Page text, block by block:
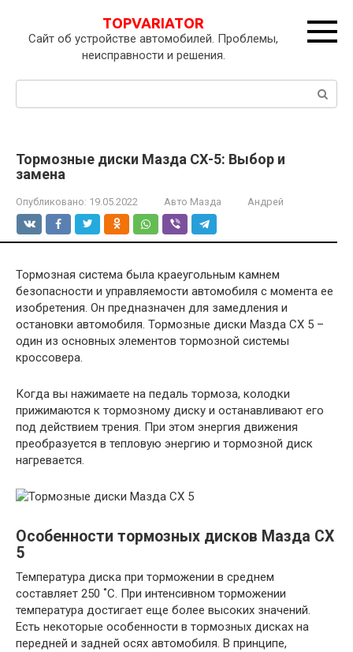
контенту
TOPVARIATOR
Сайт об устройстве автомобилей. Проблемы,
неисправности и решения.
Поиск:
Тормозные диски Мазда СХ-5: Выбор и
замена
Опубликовано: 19.05.2022 Авто Мазда Андрей
Тормозная система была краеугольным камнем
безопасности и управляемости автомобиля с момента ее
изобретения. Он предназначен для замедления и
остановки автомобиля. Тормозные диски Мазда СХ 5 –
один из основных элементов тормозной системы
кроссовера.
Когда вы нажимаете на педаль тормоза, колодки
прижимаются к тормозному диску и останавливают его
под действием трения. При этом энергия движения
преобразуется в тепловую энергию и тормозной диск
нагревается.
Особенности тормозных дисков Мазда СХ
5
Температура диска при торможении в среднем
составляет 250 ˚С. При интенсивном торможении
температура достигает еще более высоких значений.
Есть некоторые особенности в тормозных дисках на
передней и задней осях автомобиля. В принципе,